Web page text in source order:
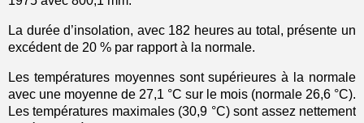
La durée d’insolation, avec 182 heures au total, présente un
excédent de 20 % par rapport à la normale.
Les températures moyennes sont supérieures à la normale
avec une moyenne de 27,1 °C sur le mois (normale 26,6 °C).
Les températures maximales (30,9 °C)sont assez nettement